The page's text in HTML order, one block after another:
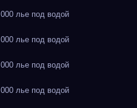
лье под водой
лье под водой
лье под водой
лье под водой